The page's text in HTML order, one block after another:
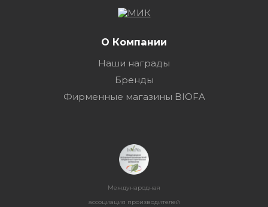
О Компании
Наши награды
Бренды
Фирменные магазины BIOFA
Международная
ассоциация производителей